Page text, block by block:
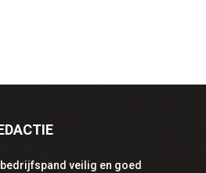
bedrijfspand veilig en goed